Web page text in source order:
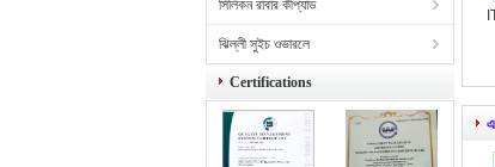
সিলিকন রাবার কীপ্যাড
ঝিল্লী সুইচ ওভারলে
Certifications